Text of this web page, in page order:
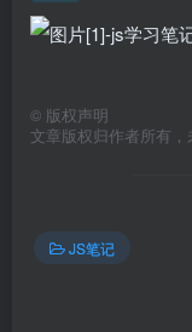
© 版权声明
文章版权归作者所有，
JS笔记